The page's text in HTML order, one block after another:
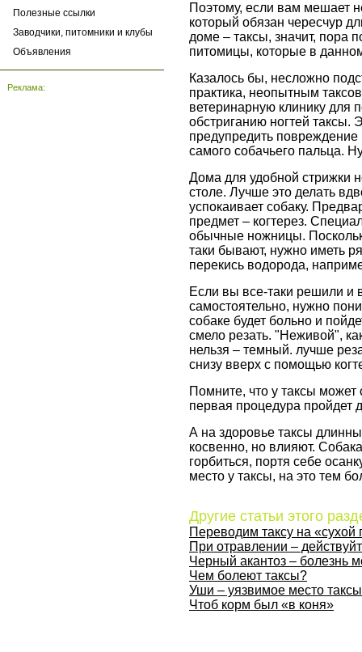
Полезные ссылки
Заводчики, питомники и клубы
Объявления
Реклама:
Поэтому, если вам мешает
который обязан чересчур
доме – таксы, значит, пора
питомицы, которые в
Казалось бы, несложно
практика, неопытным
ветеринарную клинику для
обстриганию ногтей таксы.
предупредить повреждение
самого собачьего пальца.
Дома для удобной стрижки
столе. Лучше это делать
успокаивает собаку.
предмет – когтерез.
обычные ножницы.
таки бывают, нужно иметь
перекись водорода,
Если вы все-таки решили и
самостоятельно, нужно
собаке будет больно и
смело резать. "Неживой",
нельзя – темный. лучше
снизу вверх с помощью
Помните, что у таксы может
первая процедура пройдет
А на здоровье таксы
косвенно, но влияют.
горбиться, портя себе
место у таксы, на это тем
Другие статьи этого
Переводим таксу на «сухой
При отравлении –
Черный акантоз – болезнь
Чем болеют таксы?
Уши – уязвимое место таксы
Чтоб корм был «в коня»